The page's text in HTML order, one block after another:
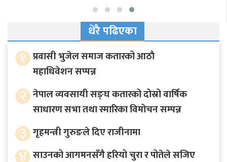
धेरै पढिएका
१ प्रवासी भुजेल समाज कतारको आठाै
महाधिवेशन सप्पन्न
२ नेपाल व्यवसायी सङ्घ कतारको दोस्रो वार्षिक
साधारण सभा तथा स्मारिका विमोचन सम्पन्न
३ गृहमन्त्री गुरुङले दिए राजीनामा
४ साउनको आगमनसँगै हरियो चुरा र पोतेले सजिए